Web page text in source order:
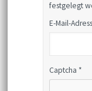
festgelegt
E-Mail-
Captcha *